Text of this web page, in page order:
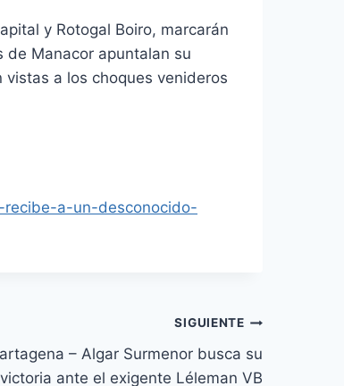
y Rotogal Boiro, marcarán
de Manacor apuntalan su
a los choques venideros
recibe-a-un-desconocido-
SIGUIENTE
– Algar Surmenor busca su
ante el exigente Léleman VB